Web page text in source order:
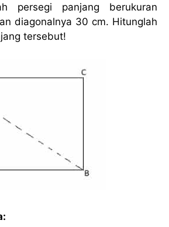
persegi panjang berukuran
diagonalnya 30 cm. Hitunglah
tersebut!